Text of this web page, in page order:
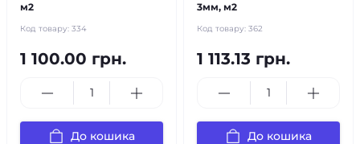
м2
Код товару: 334
1 100.00 грн.
До кошика
3мм, м2
Код товару: 362
1 113.13 грн.
До кошика